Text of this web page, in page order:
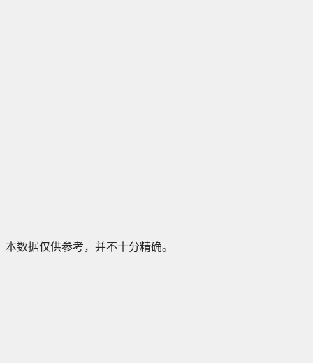
本数据仅供参考，并不十分精确。